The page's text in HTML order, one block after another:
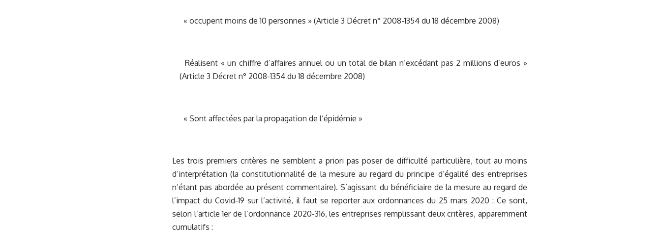
« occupent moins de 10 personnes » (Article 3 Décret n° 2008-1354 du 18 décembre 2008)
Réalisent « un chiffre d’affaires annuel ou un total de bilan n’excédant pas 2 millions d’euros »
(Article 3 Décret n° 2008-1354 du 18 décembre 2008)
« Sont affectées par la propagation de l’épidémie »
Les trois premiers critères ne semblent a priori pas poser de difficulté particulière, tout au moins
d’interprétation (la constitutionnalité de la mesure au regard du principe d’égalité des entreprises
n’étant pas abordée au présent commentaire). S’agissant du bénéficiaire de la mesure au regard de
l’impact du Covid-19 sur l’activité, il faut se reporter aux ordonnances du 25 mars 2020 : Ce sont,
selon l’article 1er de l’ordonnance 2020-316, les entreprises remplissant deux critères, apparemment
cumulatifs :